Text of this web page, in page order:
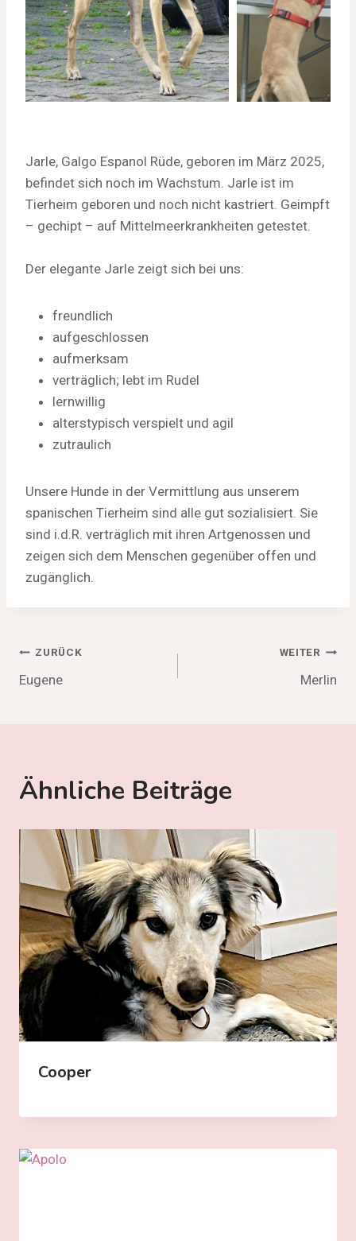
Jarle, Galgo Espanol Rüde, geboren im März 2025,
befindet sich noch im Wachstum. Jarle ist im
Tierheim geboren und noch nicht kastriert. Geimpft
– gechipt – auf Mittelmeerkrankheiten getestet.
Der elegante Jarle zeigt sich bei uns:
freundlich
aufgeschlossen
aufmerksam
verträglich; lebt im Rudel
lernwillig
alterstypisch verspielt und agil
zutraulich
Unsere Hunde in der Vermittlung aus unserem
spanischen Tierheim sind alle gut sozialisiert. Sie
sind i.d.R. verträglich mit ihren Artgenossen und
zeigen sich dem Menschen gegenüber offen und
zugänglich.
Beitragsnavigation
ZURÜCK
Eugene
WEITER
Merlin
Ähnliche Beiträge
Cooper